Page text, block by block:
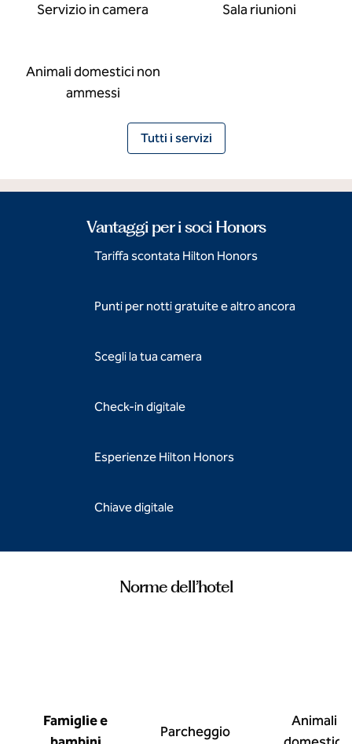
Servizio in camera Sala riunioni
Animali domestici non
ammessi
Tutti i servizi
Vantaggi per i soci Honors
Tariffa scontata Hilton Honors
Punti per notti gratuite e altro ancora
Scegli la tua camera
Check-in digitale
Esperienze Hilton Honors
Chiave digitale
Norme dell’hotel
Famiglie e
Parcheggio
Animali